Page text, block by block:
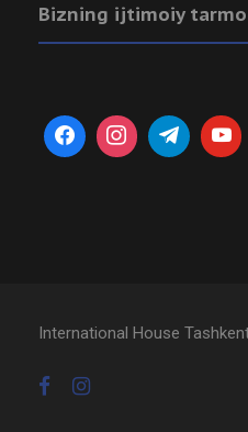
Bizning ijtimoiy
International House